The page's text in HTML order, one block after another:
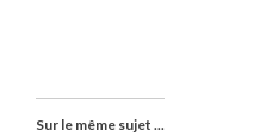
Sur le même sujet ...